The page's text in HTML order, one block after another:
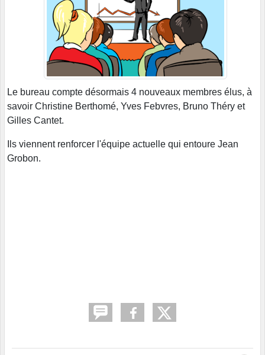
Le bureau compte désormais 4 nouveaux membres élus, à
savoir Christine Berthomé, Yves Febvres, Bruno Théry et
Gilles Cantet.
Ils viennent renforcer l'équipe actuelle qui entoure Jean
Grobon.